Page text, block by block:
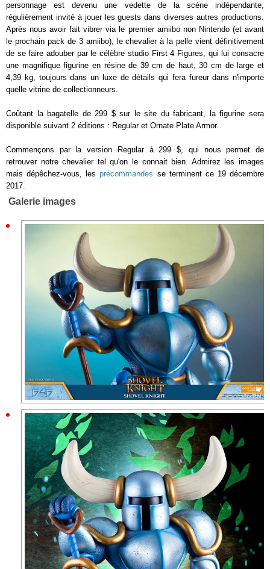
personnage est devenu une vedette de la scène indépendante,
régulièrement invité à jouer les guests dans diverses autres productions.
Après nous avoir fait vibrer via le premier amiibo non Nintendo (et avant
le prochain pack de 3 amiibo), le chevalier à la pelle vient définitivement
de se faire adouber par le célèbre studio First 4 Figures, qui lui consacre
une magnifique figurine en résine de 39 cm de haut, 30 cm de large et
4,39 kg, toujours dans un luxe de détails qui fera fureur dans n'importe
quelle vitrine de collectionneurs.
Coûtant la bagatelle de 299 $ sur le site du fabricant, la figurine sera
disponible suivant 2 éditions : Regular et Ornate Plate Armor.
Commençons par la version Regular à 299 $, qui nous permet de
retrouver notre chevalier tel qu'on le connait bien. Admirez les images
mais dépêchez-vous, lesprécommandes se terminent ce 19 décembre
2017.
Galerie images